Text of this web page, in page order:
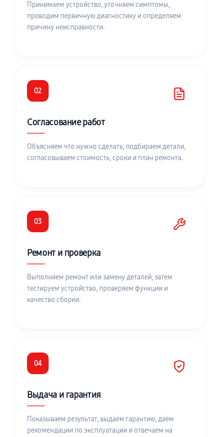
Принимаем устройство, уточняем симптомы,
проводим первичную диагностику и определяем
причину неисправности.
02
Согласование работ
Объясняем что нужно сделать, подбираем детали,
согласовываем стоимость, сроки и план ремонта.
03
Ремонт и проверка
Выполняем ремонт или замену деталей, затем
тестируем устройство, проверяем функции и
качество сборки.
04
Выдача и гарантия
Показываем результат, выдаём гарантию, даём
рекомендации по эксплуатации и отвечаем на